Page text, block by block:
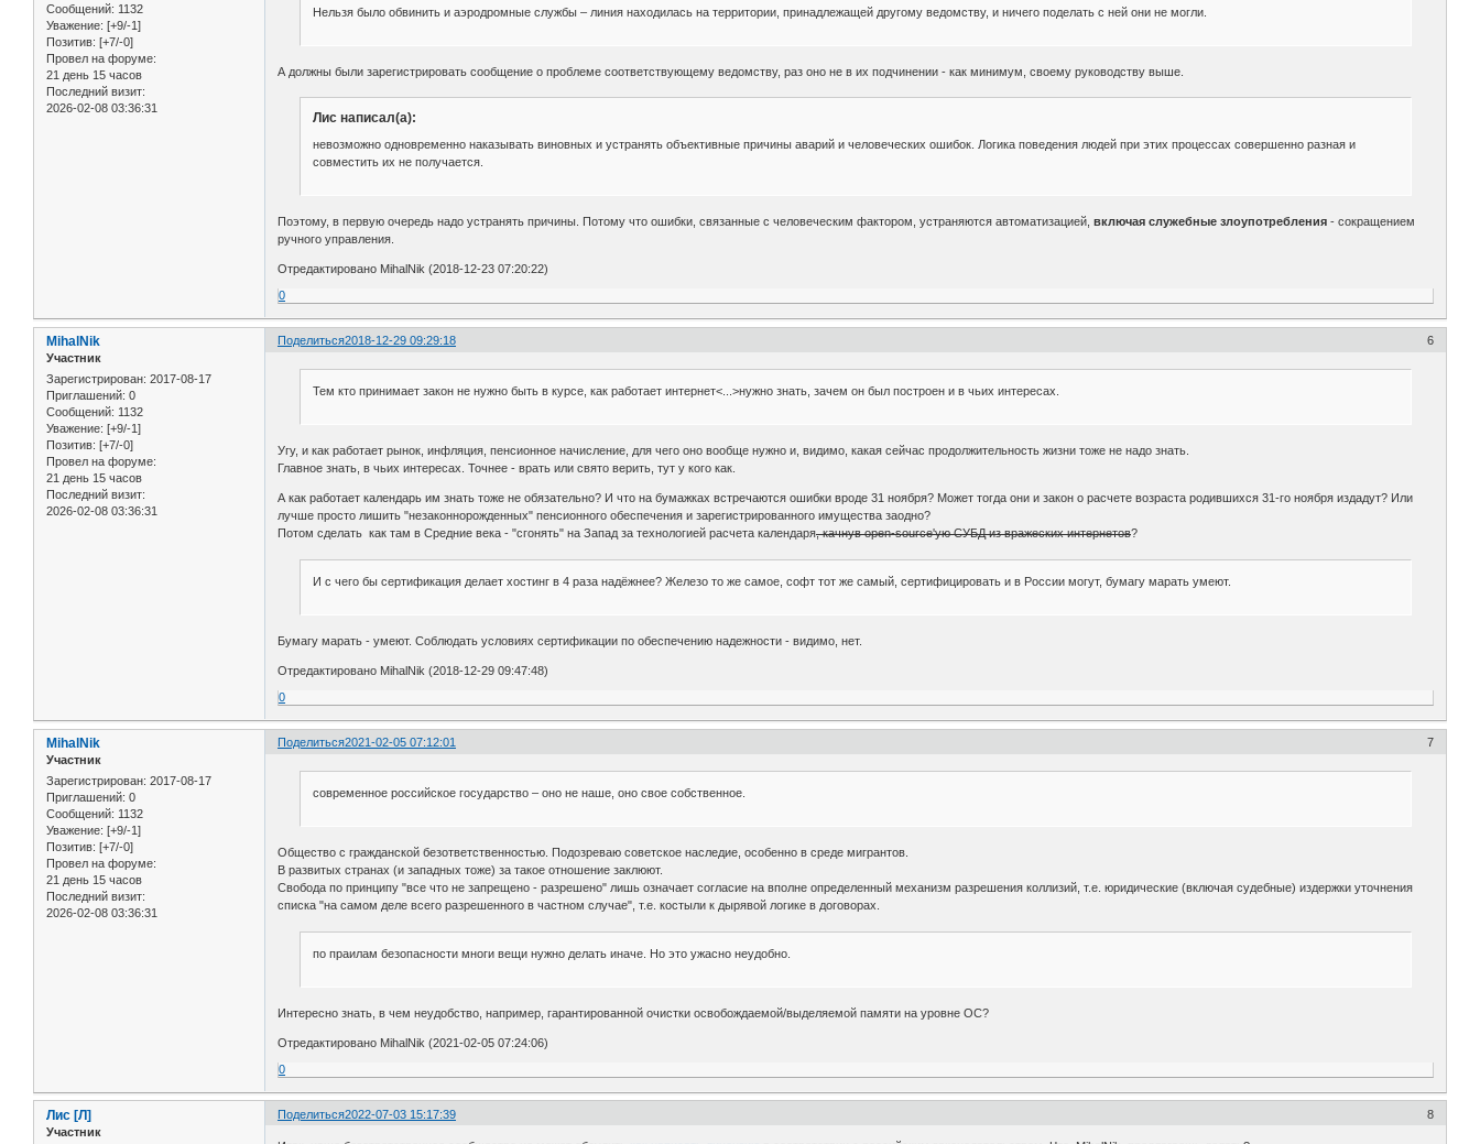
Сообщений: 1132
Уважение: [+9/-1]
Позитив: [+7/-0]
Провел на форуме:
21 день 15 часов
Последний визит:
2026-02-08 03:36:31
Нельзя было обвинить и аэродромные службы – линия находилась на территории, принадлежащей другому ведомству, и ничего поделать с ней они не могли.
А должны были зарегистрировать сообщение о проблеме соответствующему ведомству, раз оно не в их подчинении - как минимум, своему руководству выше.
Лис написал(а):
невозможно одновременно наказывать виновных и устранять объективные причины аварий и человеческих ошибок. Логика поведения людей при этих процессах совершенно разная и
совместить их не получается.
Поэтому, в первую очередь надо устранять причины. Потому что ошибки, связанные с человеческим фактором, устраняются автоматизацией,включая служебные злоупотребления - сокращением
ручного управления.
Отредактировано MihalNik (2018-12-23 07:20:22)
0
Поделиться 6
2018-12-29 09:29:18
MihalNik
Участник
Зарегистрирован: 2017-08-17
Приглашений: 0
Сообщений: 1132
Уважение: [+9/-1]
Позитив: [+7/-0]
Провел на форуме:
21 день 15 часов
Последний визит:
2026-02-08 03:36:31
Тем кто принимает закон не нужно быть в курсе, как работает интернет<...>нужно знать, зачем он был построен и в чьих интересах.
Угу, и как работает рынок, инфляция, пенсионное начисление, для чего оно вообще нужно и, видимо, какая сейчас продолжительность жизни тоже не надо знать.
Главное знать, в чьих интересах. Точнее - врать или свято верить, тут у кого как.
А как работает календарь им знать тоже не обязательно? И что на бумажках встречаются ошибки вроде 31 ноября? Может тогда они и закон о расчете возраста родившихся 31-го ноября издадут? Или
лучше просто лишить "незаконнорожденных" пенсионного обеспечения и зарегистрированного имущества заодно?
Потом сделать как там в Средние века - "сгонять" на Запад за технологией расчета календаря, качнув open-source'ую СУБД из вражеских интернетов?
И с чего бы сертификация делает хостинг в 4 раза надёжнее? Железо то же самое, софт тот же самый, сертифицировать и в России могут, бумагу марать умеют.
Бумагу марать - умеют. Соблюдать условиях сертификации по обеспечению надежности - видимо, нет.
Отредактировано MihalNik (2018-12-29 09:47:48)
0
Поделиться 7
2021-02-05 07:12:01
MihalNik
Участник
Зарегистрирован: 2017-08-17
Приглашений: 0
Сообщений: 1132
Уважение: [+9/-1]
Позитив: [+7/-0]
Провел на форуме:
21 день 15 часов
Последний визит:
2026-02-08 03:36:31
современное российское государство – оно не наше, оно свое собственное.
Общество с гражданской безответственностью. Подозреваю советское наследие, особенно в среде мигрантов.
В развитых странах (и западных тоже) за такое отношение заклюют.
Свобода по принципу "все что не запрещено - разрешено" лишь означает согласие на вполне определенный механизм разрешения коллизий, т.е. юридические (включая судебные) издержки уточнения
списка "на самом деле всего разрешенного в частном случае", т.е. костыли к дырявой логике в договорах.
по праилам безопасности многи вещи нужно делать иначе. Но это ужасно неудобно.
Интересно знать, в чем неудобство, например, гарантированной очистки освобождаемой/выделяемой памяти на уровне ОС?
Отредактировано MihalNik (2021-02-05 07:24:06)
0
Поделиться 8
2022-07-03 15:17:39
Лис [Л]
Участник